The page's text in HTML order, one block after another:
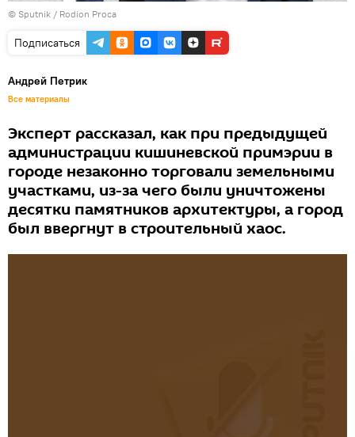
© Sputnik / Rodion Proca
Подписаться
Андрей Петрик
Все материалы
Эксперт рассказал, как при предыдущей
администрации кишиневской примэрии в
городе незаконно торговали земельными
участками, из-за чего были уничтожены
десятки памятников архитектуры, а город
был ввергнут в строительный хаос.